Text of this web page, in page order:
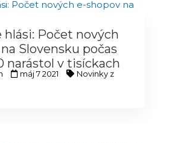
hlási: Počet nových
Slovensku počas
narástol v tisíckach
máj 7 2021 Novinky z